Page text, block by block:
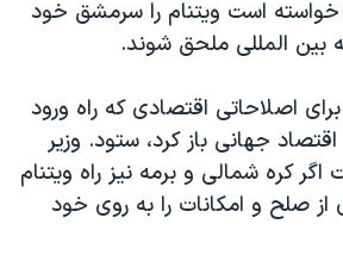
۲۰۲۴
اسرائیل
خواسته است ويتنام را سرمشق خود
بين المللی ملحق شوند.
اصلاحاتی اقتصادی که راه ورود
جهانی باز کرد، ستود. وزير
اگر کره شمالی و برمه نيز راه ويتنام
از صلح و امکانات را به روی خود